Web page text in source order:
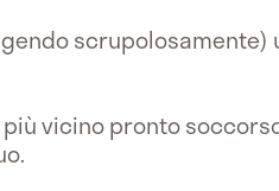
scrupolosamente)
vicino pronto